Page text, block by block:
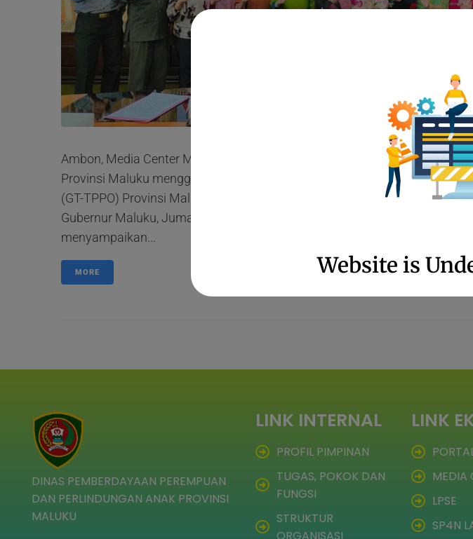
Ambon, Media Center Maluku - Dinas Pemberdayaan Perempuan dan
Provinsi Maluku menggelar Rapat Koordinasi Gugus Tugas Tindak Pidana
(GT-TPPO) Provinsi Maluku Tahun 2021 yang diselenggarakan di Ruang
Gubernur Maluku, Jumat (03/12/2021). Kadis DP3A Dra. H. T. Soamole,
menyampaikan...
MORE
DINAS PEMBERDAYAAN PEREMPUAN
DAN PERLINDUNGAN ANAK PROVINSI
MALUKU
LINK INTERNAL
PROFIL PIMPINAN
TUGAS, POKOK DAN
FUNGSI
STRUKTUR
LINK
MEDIA
LPSE
SP4N
Website is